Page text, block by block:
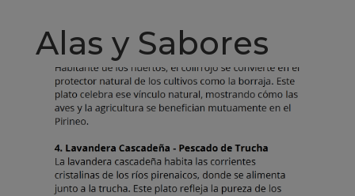
Alas y Sabores